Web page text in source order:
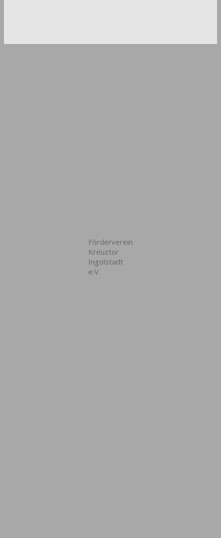
Förderverein
Kreuztor
Ingolstadt
e.V.